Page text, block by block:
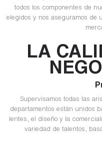
todos los componentes de
elegidos y nos aseguramos de
LA
Supervisamos todas las
departamentos están unidos
lentes, el diseño y la
variedad de talentos,